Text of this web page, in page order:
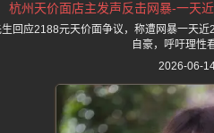
杭州天价面店主发声反击网暴-一天
回应2188元天价面争议，称遭网暴一天
自豪，呼吁理性
2026-06-